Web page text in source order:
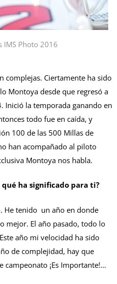
IMS Photo 2016
complejas. Ciertamente ha sido
Montoya desde que regresó a
Inició la temporada ganando en
todo fue en caída, y
100 de las 500 Millas de
han acompañado al piloto
Montoya nos habla.
qué ha significado para ti?
He tenido un año en donde
mejor. El año pasado, todo lo
año mi velocidad ha sido
de complejidad, hay que
campeonato ¡Es Importante!…